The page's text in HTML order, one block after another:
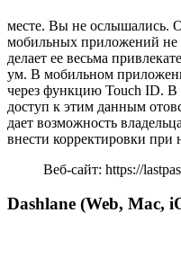
месте. Вы не ослышались.
мобильных приложений не
делает ее весьма
ум. В мобильном
через функцию Touch ID. В
доступ к этим данным
дает возможность
внести корректировки при
Веб-сайт: https://
Dashlane (Web, Mac,